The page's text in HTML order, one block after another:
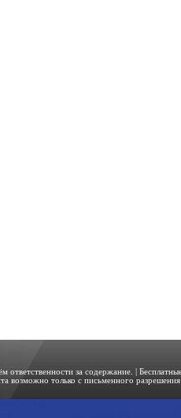
ответственности за содержание. |
возможно только с письменного